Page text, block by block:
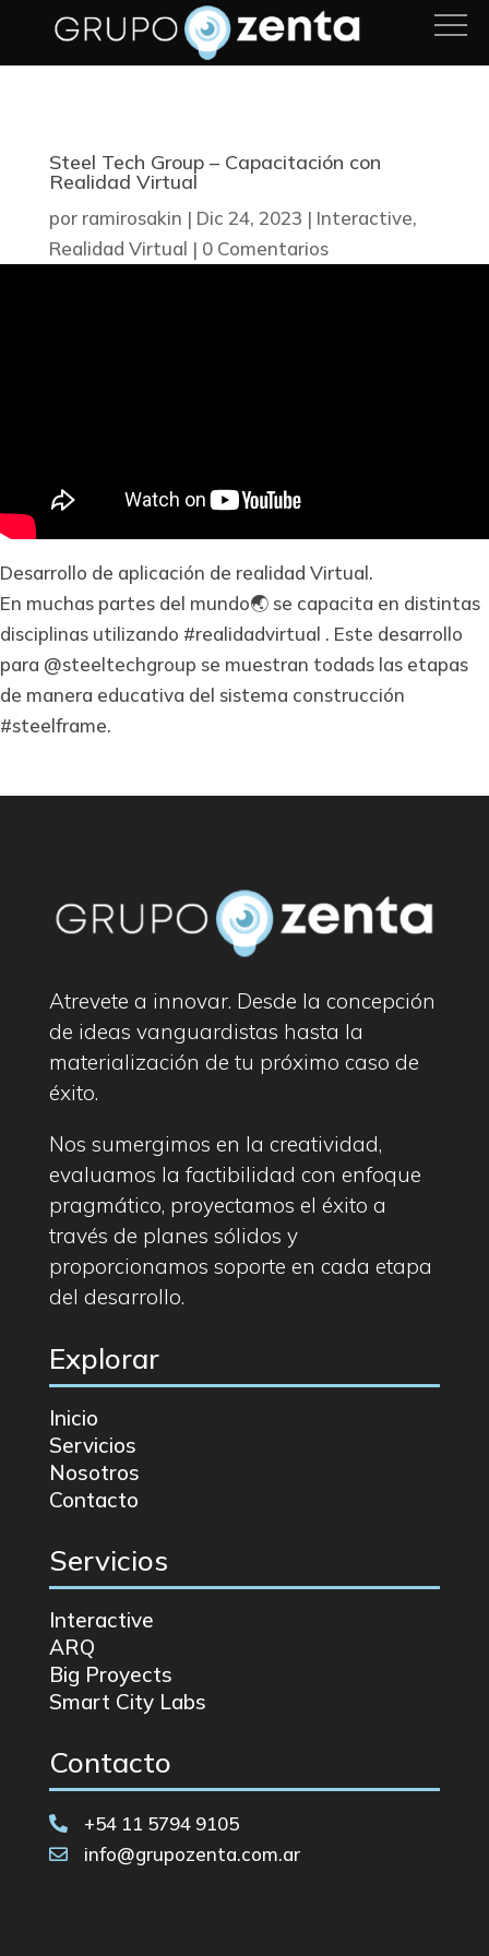
Steel Tech Group – Capacitación con
Realidad Virtual
por ramirosakin | Dic 24, 2023 | Interactive,
Realidad Virtual | 0 Comentarios
Desarrollo de aplicación de realidad Virtual.
En muchas partes del mundo🌏 se capacita en distintas
disciplinas utilizando #realidadvirtual . Este desarrollo
para @steeltechgroup se muestran todads las etapas
de manera educativa del sistema construcción
#steelframe.
Atrevete a innovar. Desde la concepción
de ideas vanguardistas hasta la
materialización de tu próximo caso de
éxito.
Nos sumergimos en la creatividad,
evaluamos la factibilidad con enfoque
pragmático, proyectamos el éxito a
través de planes sólidos y
proporcionamos soporte en cada etapa
del desarrollo.
Explorar
Inicio
Servicios
Nosotros
Contacto
Servicios
Interactive
ARQ
Big Proyects
Smart City Labs
Contacto
 +54 11 5794 9105
 info@grupozenta.com.ar